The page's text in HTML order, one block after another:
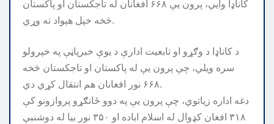
کاناډا وايي، پرون يې ۶۶۸ افغانان له تاجکستان او پاکستان
څخه خپل هېواد ته وړي.
‏د کاناډا د وګړو او تابعيت ادارې د يوې خبرپاڼې په خپرولو
سره ويلي، چې پرون يې له پاکستان او تاجکستان څخه
۶۶۸ نور افغانان هم انتقال کړي دي.
دغه اداره زياتوي، چې پرون يې په دوو ځانګړو پروازونو کې
۳۱۸ افغان کډوال له اسلام اباده او ۳۵۰ نور بيا له دوشنبې